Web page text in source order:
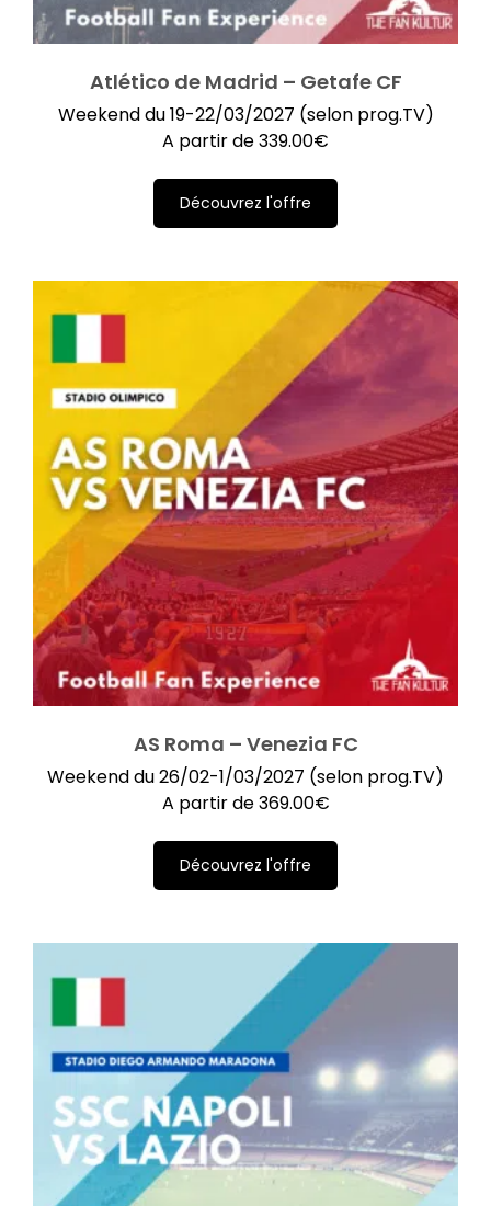
Atlético de Madrid – Getafe CF
Weekend du 19-22/03/2027 (selon prog.TV)
A partir de339.00€
Découvrez l'offre
AS Roma – Venezia FC
Weekend du 26/02-1/03/2027 (selon prog.TV)
A partir de369.00€
Découvrez l'offre